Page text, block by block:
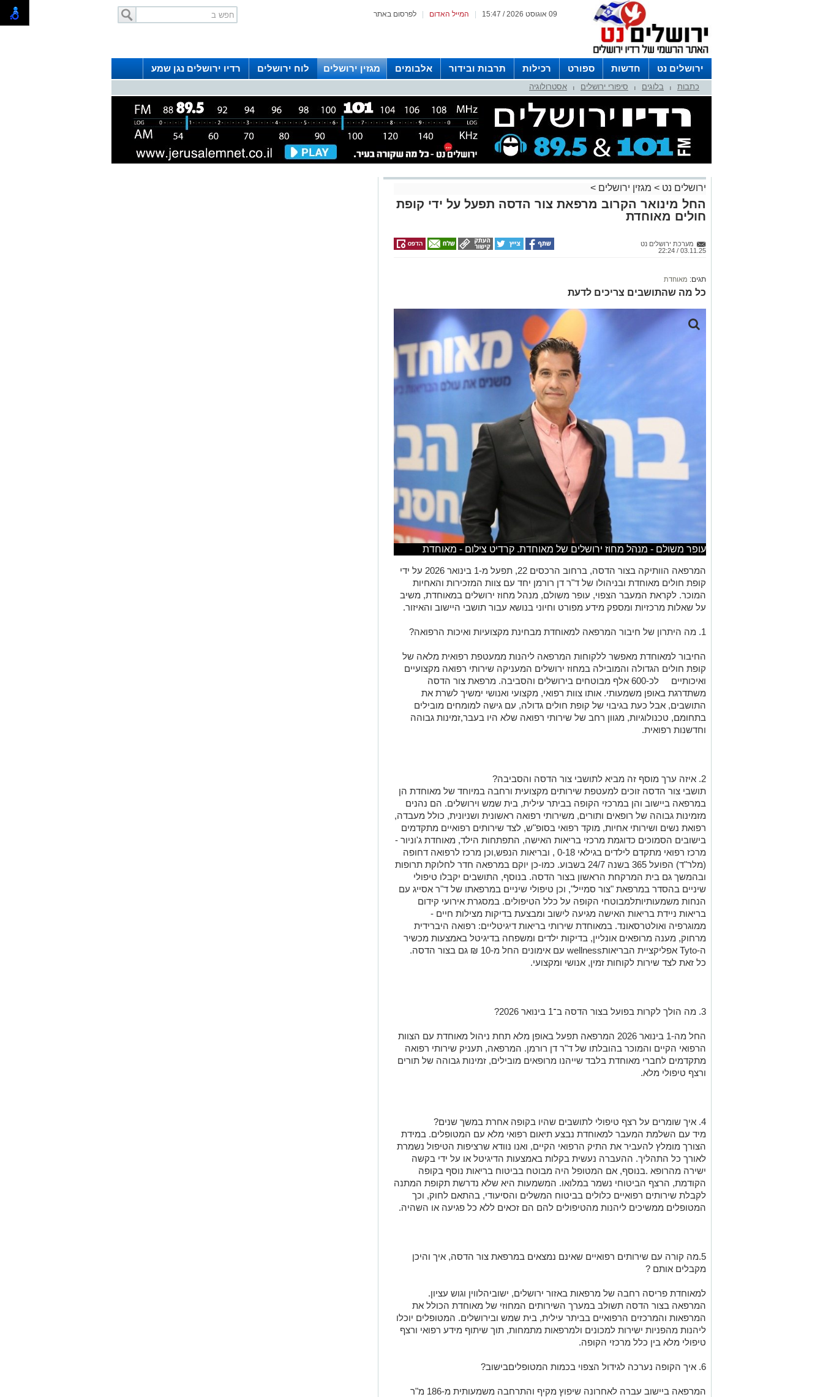
לפרסום באתר המייל האדום 09 אוגוסט 2026 / 15:47
ירושלים נט חדשות ספורט רכילות תרבות ובידור אלבומים מגזין ירושלים לוח ירושלים
רדיו ירושלים נגן שמע
לפרסום ברדיו צרו קשר
לוח שדורים רדיו ירושלים כתבות בלוגים סיפורי ירושלים אסטרולוגיה
ירושלים נט > מגזין ירושלים >
החל מינואר הקרוב מרפאת צור הדסה תפעל על ידי קופת
חולים מאוחדת
מערכת ירושלים נט
03.11.25 / 22:24
תגים: מאוחדת
כל מה שהתושבים צריכים לדעת
עופר משולם - מנהל מחוז ירושלים של מאוחדת. קרדיט צילום - מאוחדת
המרפאה הוותיקה בצור הדסה, ברחוב הרכסים 22, תפעל מ -
1 בינואר 2026 על ידי
קופת חולים מאוחדת ובניהולו של ד"ר דן רורמן יחד עם צוות המזכירות והאחיות
המוכר. לקראת המעבר הצפוי, עופר משולם, מנהל מחוז ירושלים במאוחדת, משיב
על שאלות מרכזיות ומספק מידע מפורט וחיוני בנושא עבור תושבי היישוב והאיזור.
1. מה היתרון של חיבור המרפאה למאוחדת מבחינת מקצועיות ואיכות הרפואה?
החיבור למאוחדת מאפשר ללקוחות המרפאה ליהנות ממעטפת רפואית מלאה של
קופת חולים הגדולה והמובילה במחוז ירושלים המעניקה שירותי רפואה מקצועיים
ואיכותיים
לכ-600 אלף מבוטחים בירושלים והסביבה.
מרפאת צור הדסה
משתדרגת באופן משמעותי. אותו צוות רפואי, מקצועי ואנושי ימשיך לשרת את
התושבים, אבל כעת בגיבוי של קופת חולים גדולה, עם גישה למומחים מובילים
בתחומם, טכנולוגיות, מגוון רחב של שירותי רפואה שלא היו בעבר,זמינות גבוהה
וחדשנות רפואית.
2. איזה ערך מוסף זה מביא לתושבי צור הדסה והסביבה?
תושבי צור הדסה זוכים למעטפת שירותים מקצועית ורחבה במיוחד של מאוחדת הן
במרפאה ביישוב והן במרכזי הקופה בביתר עילית, בית שמש וירושלים. הם נהנים
מזמינות גבוהה של רופאים ותורים, משירותי רפואה ראשונית ושניונית, כולל מעבדה,
רפואת נשים ושירותי אחיות, מוקד רפואי בסופ"ש, לצד שירותים רפואיים מתקדמים
בישובים הסמוכים כדוגמת מרכזי בריאות האישה, התפתחות הילד, מאוחדת ג'וניור -
מרכז רפואי מתקדם לילדים בגילאי 0-18
, ובריאות הנפש,וכן מרכז לרפואה דחופה
(מלר"ד) הפועל 365 בשנה 24/7 בשבוע . כמו-כן יוקם במרפאה חדר לחלוקת תרופות
ובהמשך גם בית המרקחת הראשון בצור הדסה. בנוסף, התושבים יקבלו טיפולי
שיניים בהסדר במרפאת "צור סמייל", וכן טיפולי שיניים במרפאתו של ד"ר אסייג עם
הנחות משמעותיותלמבוטחי הקופה על כלל הטיפולים. במסגרת אירועי קידום
בריאות ניידת בריאות האישה מגיעה לישוב ומבצעת בדיקות מצילות חיים -
ממוגרפיה ואולטרסאונד. במאוחדת שירותי בריאות דיגיטליים: רפואה היברידית
מרחוק, מענה מרופאים אונליין, בדיקות ילדים ומשפחה בדיגיטל באמצעות מכשיר
ה-Tyto אפליקציית הבריאותwellness עם אימונים החל מ-
10 ₪ גם בצור הדסה.
כל זאת לצד שירות לקוחות זמין, אנושי ומקצועי.
3. מה הולך לקרות בפועל בצור הדסה ב־1 בינואר 2026?
החל מה-1 בינואר 2026 המרפאה תפעל באופן מלא תחת ניהול מאוחדת עם הצוות
הרפואי הקיים והמוכר בהובלתו של ד"ר דן רורמן. המרפאה, תעניק שירותי רפואה
מתקדמים לחברי מאוחדת בלבד שייהנו מרופאים מובילים, זמינות גבוהה של תורים
ורצף טיפולי מלא.
4. איך שומרים על רצף טיפולי לתושבים שהיו בקופה אחרת במשך שנים?
מיד עם השלמת המעבר למאוחדת נבצע תיאום רפואי מלא עם המטופלים. במידת
הצורך מומלץ להעביר את התיק הרפואי הקיים, ואנו נוודא שרציפות הטיפול נשמרת
לאורך כל התהליך. ההעברה נעשית בקלות באמצעות הדיגיטל או על ידי בקשה
ישירה מהרופא .בנוסף, אם המטופל היה מבוטח בביטוח בריאות נוסף בקופה
הקודמת, הרצף הביטוחי נשמר במלואו. המשמעות היא שלא נדרשת תקופת המתנה
לקבלת שירותים רפואיים כלולים בביטוח המשלים והסיעודי, בהתאם לחוק, וכך
המטופלים ממשיכים ליהנות מהטיפולים להם הם זכאים ללא כל פגיעה או השהיה.
5.מה קורה עם שירותים רפואיים שאינם נמצאים במרפאת צור הדסה, איך והיכן
מקבלים אותם ?
למאוחדת פריסה רחבה של מרפאות באזור ירושלים, ישוביהלווין וגוש עציון.
המרפאה בצור הדסה תשולב במערך השירותים המחוזי של מאוחדת הכולל את
המרפאות והמרכזים הרפואיים בביתר עילית, בית שמש ובירושלים. המטופלים יוכלו
ליהנות מהפניות ישירות למכונים ולמרפאות מתמחות, תוך שיתוף מידע רפואי ורצף
טיפולי מלא בין כלל מרכזי הקופה.
6. איך הקופה נערכה לגידול הצפוי בכמות המטופליםבישוב?
המרפאה ביישוב עברה לאחרונה שיפוץ מקיף והתרחבה
משמעותית מ-186 מ"ר